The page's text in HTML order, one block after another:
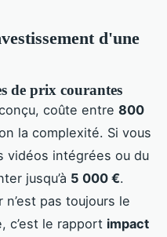
d'une
de prix courantes
coûte entre 800
la complexité. Si vous
vidéos intégrées ou du
jusqu’à 5 000 €.
pas toujours le
c’est le rapport impact